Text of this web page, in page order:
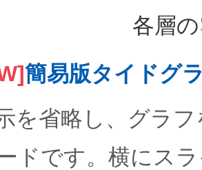
各層
簡易版タイドグ
を省略し、グラ
ドです。横にス